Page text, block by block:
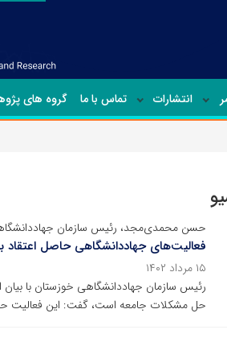
انتشارات تماس با ما گروه های
حسن محمدی‌مجد، رئیس سازمان
فعالیت‌های جهاددانشگاهی حاصل
۱۵ مرداد ۱۴۰۲
رئیس سازمان جهاددانشگاهی خوزستان با
حل مشکلات جامعه است، گفت: این فعالیت